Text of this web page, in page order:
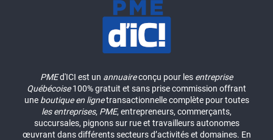
PMEd'ICI est un annuaireconçu pour les entreprise
Québécoise100% gratuit et sans prise commission offrant
une boutique en lignetransactionnelle complète pour toutes
les entreprises, PME, entrepreneurs, commerçants,
succursales, pignons sur rue et travailleurs autonomes
œuvrant dans différents secteurs d’activités et domaines. En